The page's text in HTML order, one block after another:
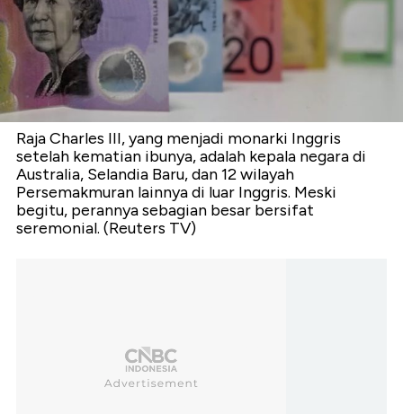
Raja Charles III, yang menjadi monarki Inggris
setelah kematian ibunya, adalah kepala negara di
Australia, Selandia Baru, dan 12 wilayah
Persemakmuran lainnya di luar Inggris. Meski
begitu, perannya sebagian besar bersifat
seremonial. (Reuters TV)